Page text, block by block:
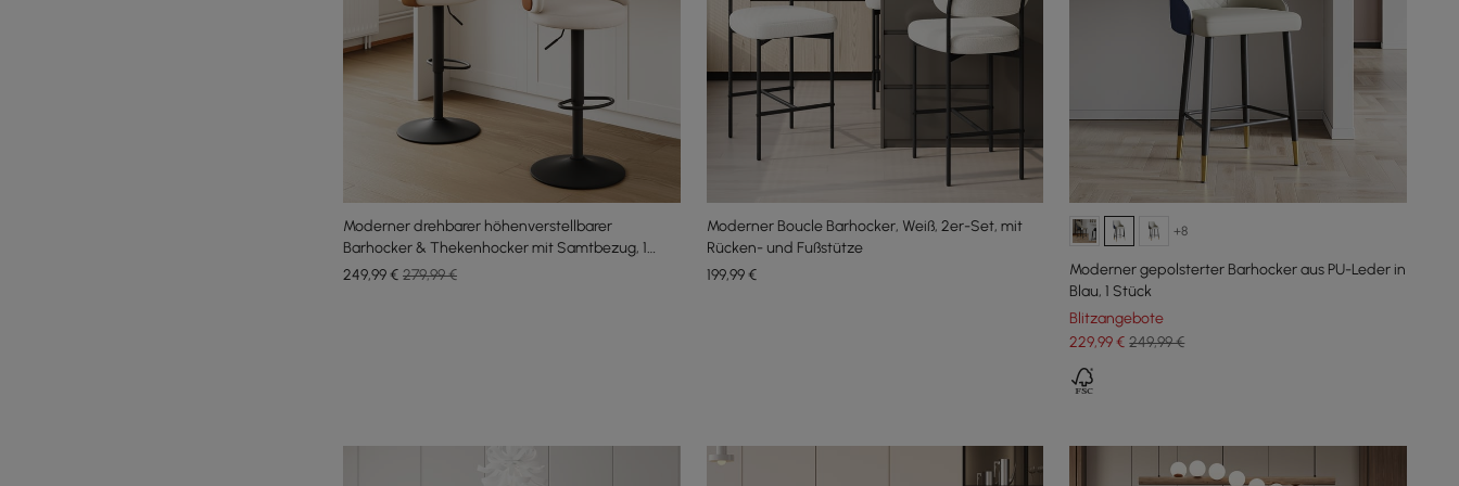
Moderner drehbarer höhenverstellbarer
Barhocker & Thekenhocker mit Samtbezug, 1
Stück
249,99€ 279,99 €
Moderner Boucle Barhocker, Weiß, 2er-Set, mit
Rücken- und Fußstütze
199,99€
+8
Moderner gepolsterter Barhocker aus PU-Leder in
Blau, 1 Stück
Blitzangebote
229,99€ 249,99 €